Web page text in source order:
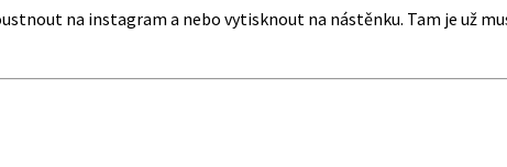
na instagram a nebo vytisknout na nástěnku. Tam je už